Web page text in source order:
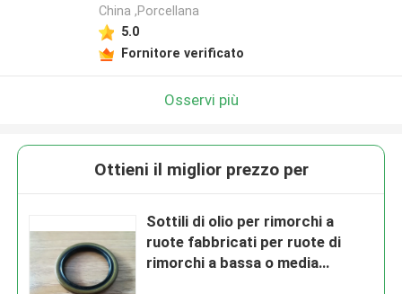
China ,Porcellana
5.0
Fornitore verificato
Osservi più
Ottieni il miglior prezzo per
Sottili di olio per rimorchi a
ruote fabbricati per ruote di
rimorchi a bassa o media